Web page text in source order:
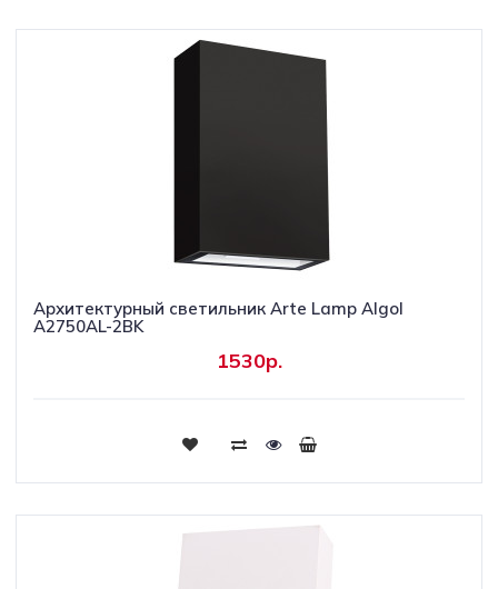
Архитектурный светильник Arte Lamp Algol
A2750AL-2BK
1530р.
Купить